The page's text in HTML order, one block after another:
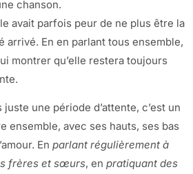
chanson.
avait parfois peur de ne plus être la
arrivé. En en parlant tous ensemble,
montrer qu’elle restera toujours
juste une période d’attente, c’est un
ensemble, avec ses hauts, ses bas
En parlant régulièrement à
frères et sœurs, en pratiquant des